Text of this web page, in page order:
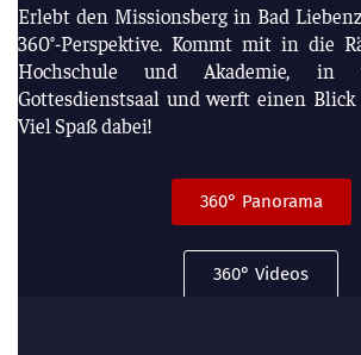
Erlebt den Missionsberg in Bad
360°-Perspektive. Kommt mit in die
Hochschule und Akademie, in
Gottesdienstsaal und werft einen
Viel Spaß dabei!
360° Panorama
360° Videos